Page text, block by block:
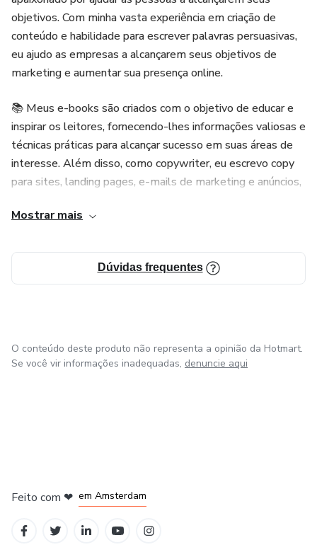
objetivos. Com minha vasta experiência em criação de
conteúdo e habilidade para escrever palavras persuasivas,
eu ajudo as empresas a alcançarem seus objetivos de
marketing e aumentar sua presença online.
📚 Meus e-books são criados com o objetivo de educar e
inspirar os leitores, fornecendo-lhes informações valiosas e
técnicas práticas para alcançar sucesso em suas áreas de
interesse. Além disso, como copywriter, eu escrevo copy
para sites, landing pages, e-mails de marketing e anúncios,
clientes.
Mostrar mais
Dúvidas frequentes
O conteúdo deste produto não representa a opinião da Hotmart.
Se você vir informações inadequadas, denuncie aqui
Feito com ❤ em Amsterdam